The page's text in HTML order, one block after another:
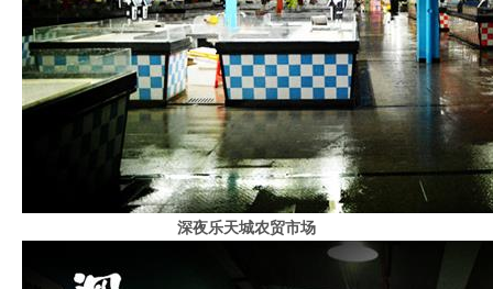
深夜乐天城农贸市场